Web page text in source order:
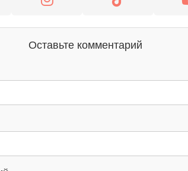
Оставьте комментарий